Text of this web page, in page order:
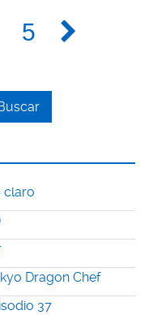
5
claro
Dragon Chef
37